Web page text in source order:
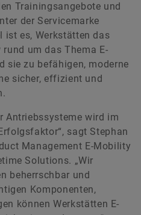
Trainingsangebote und
der Servicemarke
ist es, Werkstätten das
um das Thema E-
sie zu befähigen, moderne
sicher, effizient und
Antriebssysteme wird im
sagt Stephan
Management E-Mobility
Solutions. „Wir
beherrschbar und
Komponenten,
können Werkstätten E-